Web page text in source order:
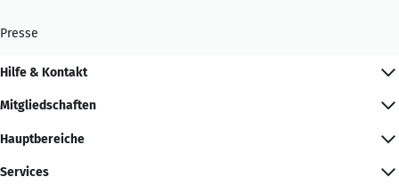
Presse
Hilfe & Kontakt
Mitgliedschaften
Hauptbereiche
Services